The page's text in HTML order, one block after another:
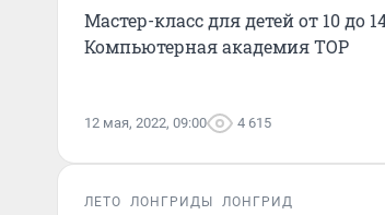
Мастер-класс для детей от 10 до
Компьютерная академия TOP
12 мая, 2022, 09:00 4 615
ЛЕТО ЛОНГРИДЫ ЛОНГРИД